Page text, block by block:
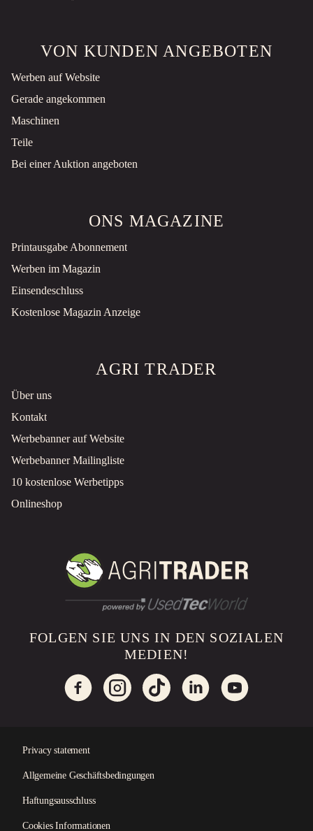
VON KUNDEN ANGEBOTEN
Werben auf Website
Gerade angekommen
Maschinen
Teile
Bei einer Auktion angeboten
ONS MAGAZINE
Printausgabe Abonnement
Werben im Magazin
Einsendeschluss
Kostenlose Magazin Anzeige
AGRI TRADER
Über uns
Kontakt
Werbebanner auf Website
Werbebanner Mailingliste
10 kostenlose Werbetipps
Onlineshop
FOLGEN SIE UNS IN DEN SOZIALEN
MEDIEN!
Privacy statement
Allgemeine Geschäftsbedingungen
Haftungsausschluss
Cookies Informationen